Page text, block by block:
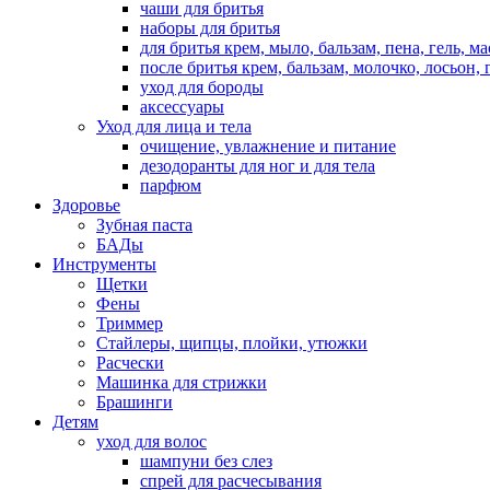
чаши для бритья
наборы для бритья
для бритья крем, мыло, бальзам, пена, гель,
после бритья крем, бальзам, молочко, лосьон,
уход для бороды
аксессуары
Уход для лица и тела
очищение, увлажнение и питание
дезодоранты для ног и для тела
парфюм
Здоровье
Зубная паста
БАДы
Инструменты
Щетки
Фены
Триммер
Стайлеры, щипцы, плойки, утюжки
Расчески
Машинка для стрижки
Брашинги
Детям
уход для волос
шампуни без слез
спрей для расчесывания